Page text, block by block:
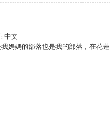
中文
媽媽的部落也是我的部落，在花蓮